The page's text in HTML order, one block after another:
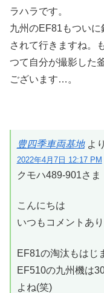
ラハラです。
九州のEF81もつい
されて行きますね。
つて自分が撮影した
ございます…。
豊四季車両基地 よ
2022年4月7日 12:17 PM
クモハ489-901さま
こんにちは
いつもコメントあ
EF81の淘汰もはじ
EF510の九州機は
よね(笑)